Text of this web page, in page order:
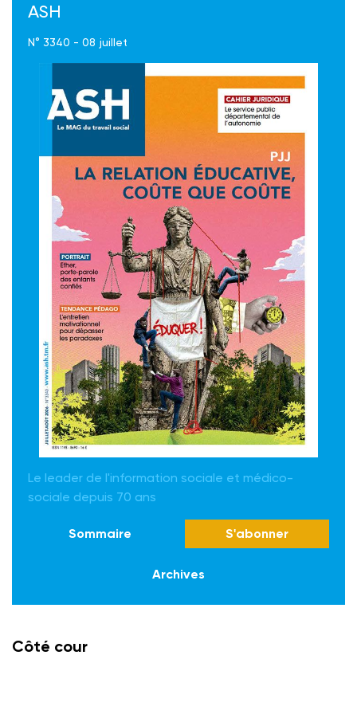
ASH
N° 3340 - 08 juillet
Le leader de l'information sociale et médico-
sociale depuis 70 ans
Sommaire S'abonner
Archives
Côté cour